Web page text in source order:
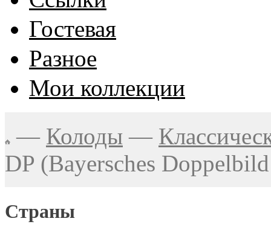
Гостевая
Разное
Мои коллекции
— Колоды —
DP (Bayersches
Страны